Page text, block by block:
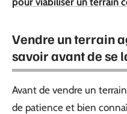
Vendre un terrain
savoir avant de se
Avant de vendre un
de patience et bien